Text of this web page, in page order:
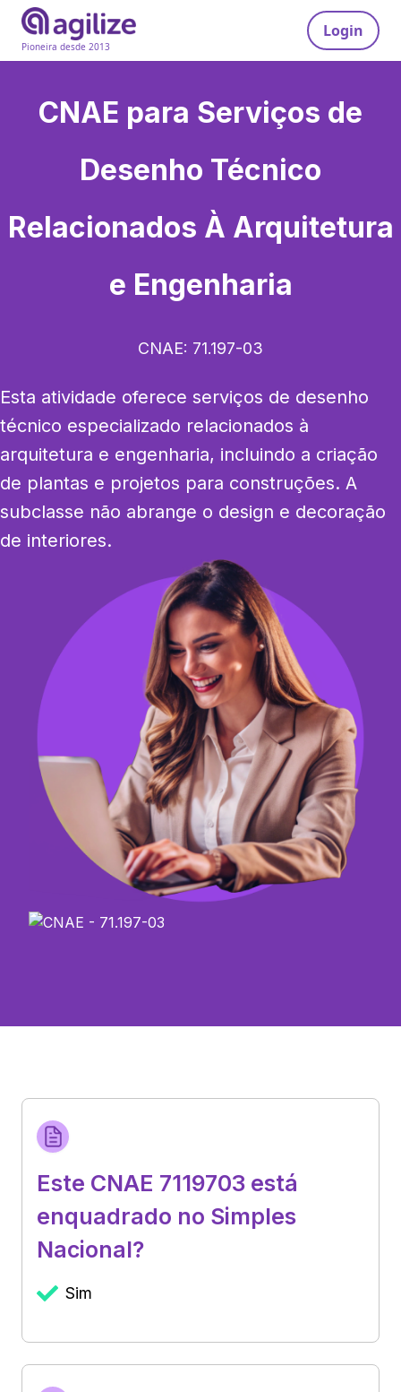
Pioneira desde 2013
Login
CNAE para Serviços de
Desenho Técnico
Relacionados À Arquitetura
e Engenharia
CNAE: 71.197-03
Esta atividade oferece serviços de desenho
técnico especializado relacionados à
arquitetura e engenharia, incluindo a criação
de plantas e projetos para construções. A
subclasse não abrange o design e decoração
de interiores.
Este CNAE 7119703 está
enquadrado no Simples
Nacional?
Sim